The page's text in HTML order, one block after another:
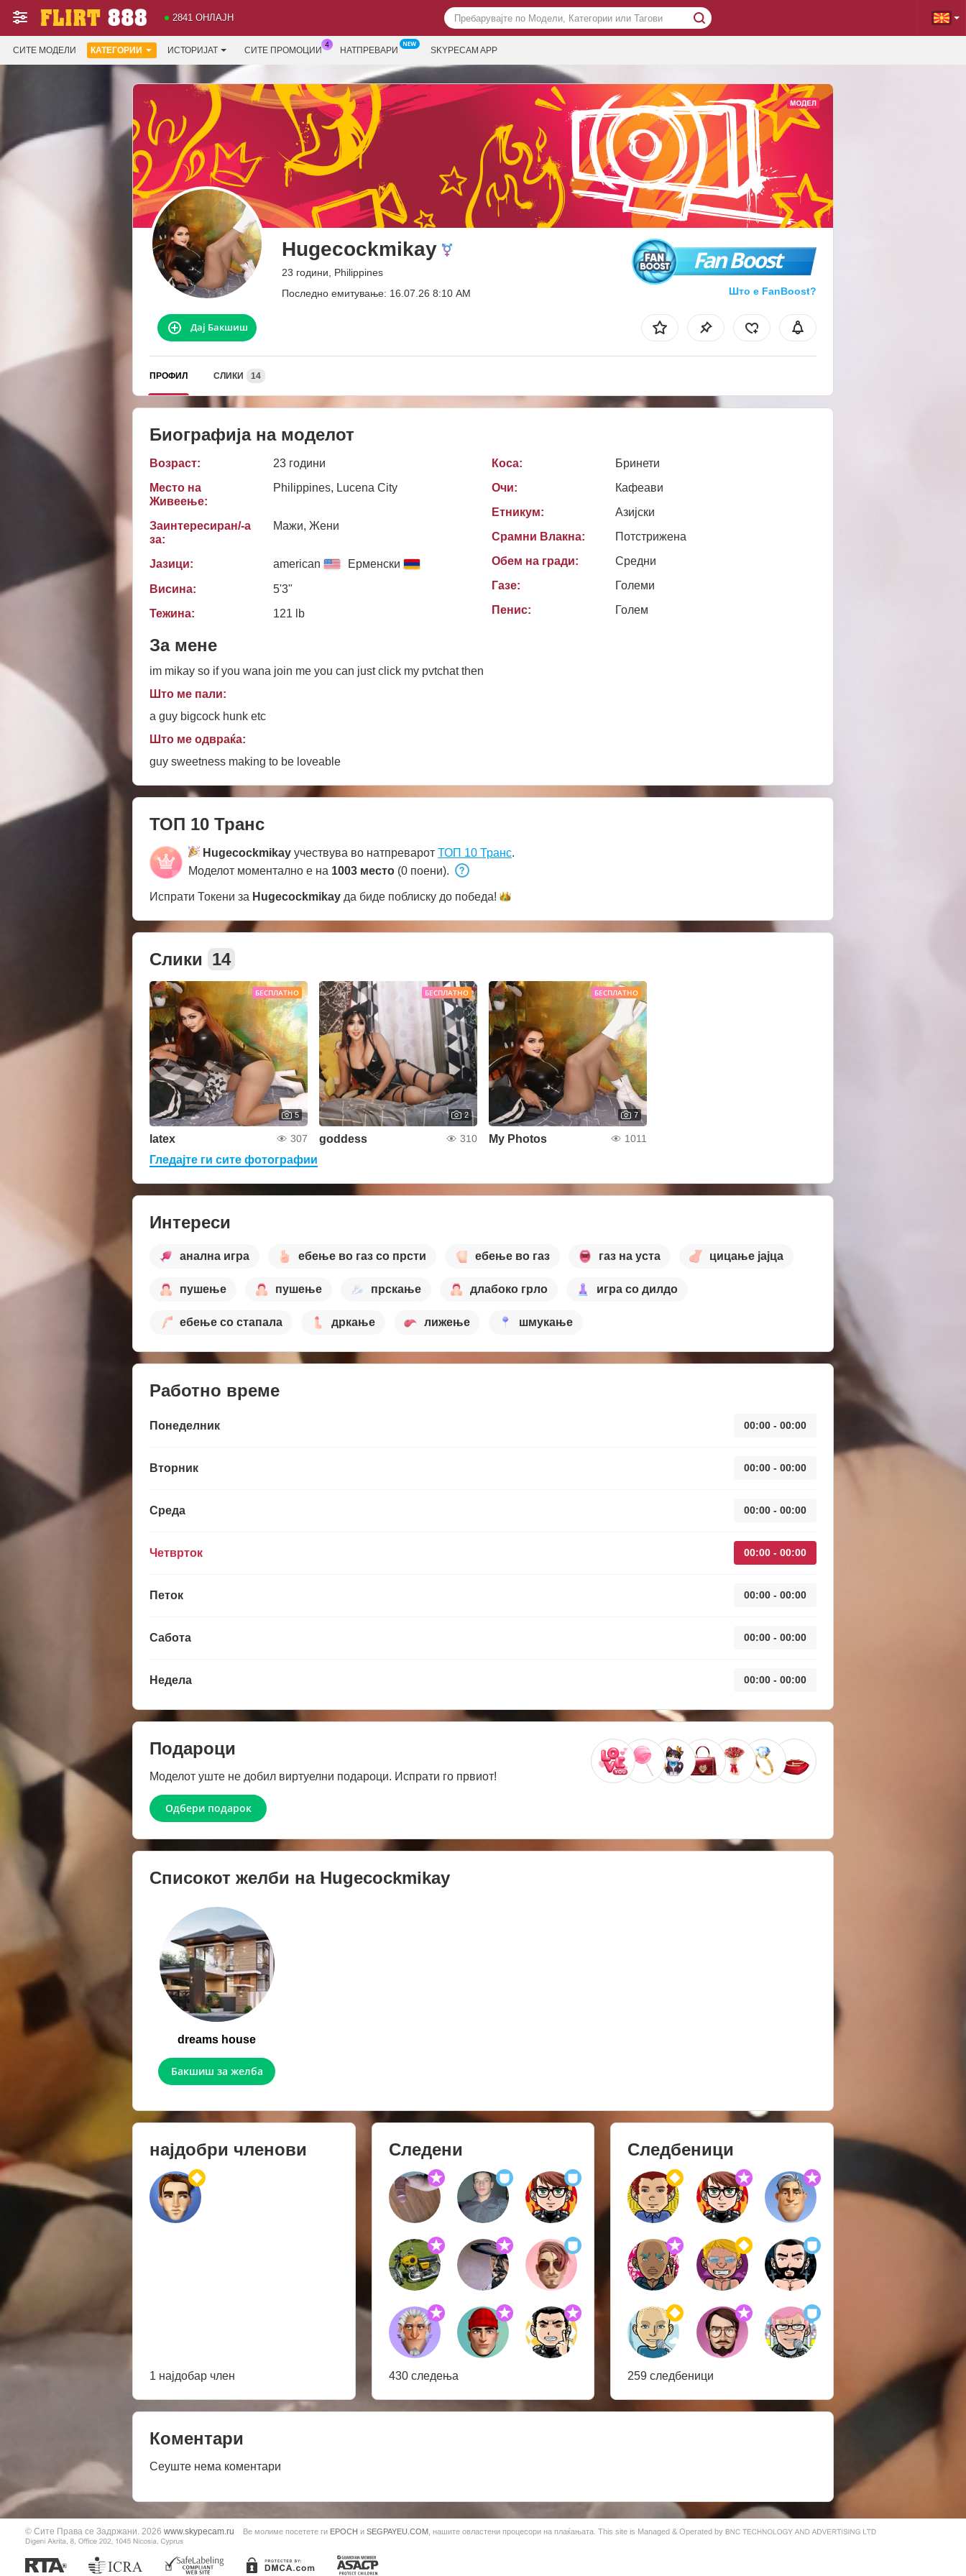
2841 ОНЛАЈН
СИТЕ МОДЕЛИ КАТЕГОРИИ ИСТОРИЈАТ СИТЕ ПРОМОЦИИ НАТПРЕВАРИ SKYPECAM APP
Hugecockmikay
23 години, Philippines
Последно емитување: 16.07.26 8:10 AM
Fan Boost
Што е FanBoost?
Дај Бакшиш
ПРОФИЛ СЛИКИ 14
Биографија на моделот
Возраст:
23 години
Место на
Живеење:
Philippines, Lucena City
Заинтересиран/-а
за:
Мажи, Жени
Јазици: american Ерменски
Висина:
5'3"
Тежина:
121 lb
Коса:
Бринети
Очи:
Кафеави
Етникум:
Азијски
Срамни Влакна:
Потстрижена
Обем на гради:
Средни
Газе:
Големи
Пенис:
Голем
За мене
im mikay so if you wana join me you can just click my pvtchat then
Што ме пали:
a guy bigcock hunk etc
Што ме одвраќа:
guy sweetness making to be loveable
ТОП 10 Транс
Hugecockmikay учествува во натпреварот ТОП 10 Транс.
Моделот моментално е на 1003 место (0 поени).
Испрати Токени за Hugecockmikay да биде поблиску до победа!
Слики 14
БЕСПЛАТНО
5
latex 307
БЕСПЛАТНО
2
goddess 310
БЕСПЛАТНО
7
My Photos 1011
Гледајте ги сите фотографии
Интереси
анална игра ебење во газ со прсти ебење во газ газ на уста цицање јајца
пушење пушење прскање длабоко грло игра со дилдо
ебење со стапала дркање лижење шмукање
Работно време
Понеделник 00:00 - 00:00
Вторник 00:00 - 00:00
Среда 00:00 - 00:00
Четврток 00:00 - 00:00
Петок 00:00 - 00:00
Сабота 00:00 - 00:00
Недела 00:00 - 00:00
Подароци
Моделот уште не добил виртуелни подароци. Испрати го првиот!
Одбери подарок
Списокот желби на Hugecockmikay
dreams house
Бакшиш за желба
најдобри членови
1 најдобар член
Следени
430 следења
Следбеници
259 следбеници
Коментари
Сеуште нема коментари
© Сите Права се Задржани. 2026 www.skypecam.ru Ве молиме посетете ги EPOCH и SEGPAYEU.COM , нашите овластени процесори на плаќањата. This site is Managed & Operated by